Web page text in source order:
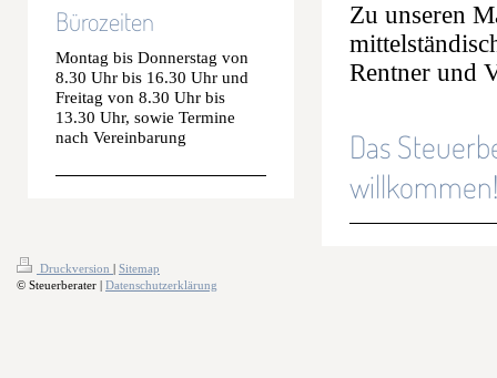
Bürozeiten
Montag bis Donnerstag von
8.30 Uhr bis 16.30 Uhr und
Freitag von 8.30 Uhr bis
13.30 Uhr, sowie Termine
nach Vereinbarung
Zu unseren
Rentner und
Das
willkommen!
Druckversion | Sitemap
© Steuerberater | Datenschutzerklärung